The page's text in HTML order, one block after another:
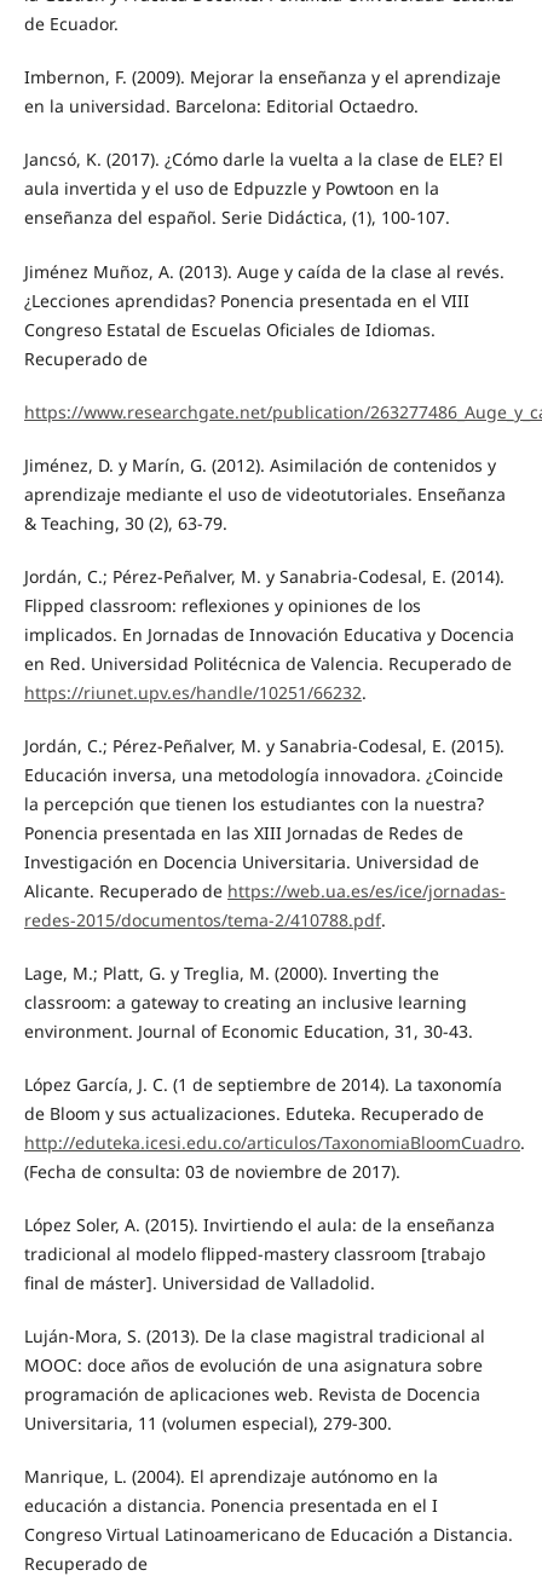
de Ecuador.
Imbernon, F. (2009). Mejorar la enseñanza y el aprendizaje
en la universidad. Barcelona: Editorial Octaedro.
Jancsó, K. (2017). ¿Cómo darle la vuelta a la clase de ELE? El
aula invertida y el uso de Edpuzzle y Powtoon en la
enseñanza del español. Serie Didáctica, (1), 100-107.
Jiménez Muñoz, A. (2013). Auge y caída de la clase al revés.
¿Lecciones aprendidas? Ponencia presentada en el VIII
Congreso Estatal de Escuelas Oficiales de Idiomas.
Recuperado de
https://www.researchgate.net/publication/
Jiménez, D. y Marín, G. (2012). Asimilación de contenidos y
aprendizaje mediante el uso de videotutoriales. Enseñanza
& Teaching, 30 (2), 63-79.
Jordán, C.; Pérez-Peñalver, M. y Sanabria-Codesal, E. (2014).
Flipped classroom: reflexiones y opiniones de los
implicados. En Jornadas de Innovación Educativa y Docencia
en Red. Universidad Politécnica de Valencia. Recuperado de
https://riunet.upv.es/handle/10251/66232.
Jordán, C.; Pérez-Peñalver, M. y Sanabria-Codesal, E. (2015).
Educación inversa, una metodología innovadora. ¿Coincide
la percepción que tienen los estudiantes con la nuestra?
Ponencia presentada en las XIII Jornadas de Redes de
Investigación en Docencia Universitaria. Universidad de
Alicante. Recuperado de https://web.ua.es/es/ice/jornadas-
redes-2015/documentos/tema-2/410788.pdf.
Lage, M.; Platt, G. y Treglia, M. (2000). Inverting the
classroom: a gateway to creating an inclusive learning
environment. Journal of Economic Education, 31, 30-43.
López García, J. C. (1 de septiembre de 2014). La taxonomía
de Bloom y sus actualizaciones. Eduteka. Recuperado de
http://eduteka.icesi.edu.co/articulos/TaxonomiaBloomCuadro.
(Fecha de consulta: 03 de noviembre de 2017).
López Soler, A. (2015). Invirtiendo el aula: de la enseñanza
tradicional al modelo flipped-mastery classroom [trabajo
final de máster]. Universidad de Valladolid.
Luján-Mora, S. (2013). De la clase magistral tradicional al
MOOC: doce años de evolución de una asignatura sobre
programación de aplicaciones web. Revista de Docencia
Universitaria, 11 (volumen especial), 279-300.
Manrique, L. (2004). El aprendizaje autónomo en la
educación a distancia. Ponencia presentada en el I
Congreso Virtual Latinoamericano de Educación a Distancia.
Recuperado de